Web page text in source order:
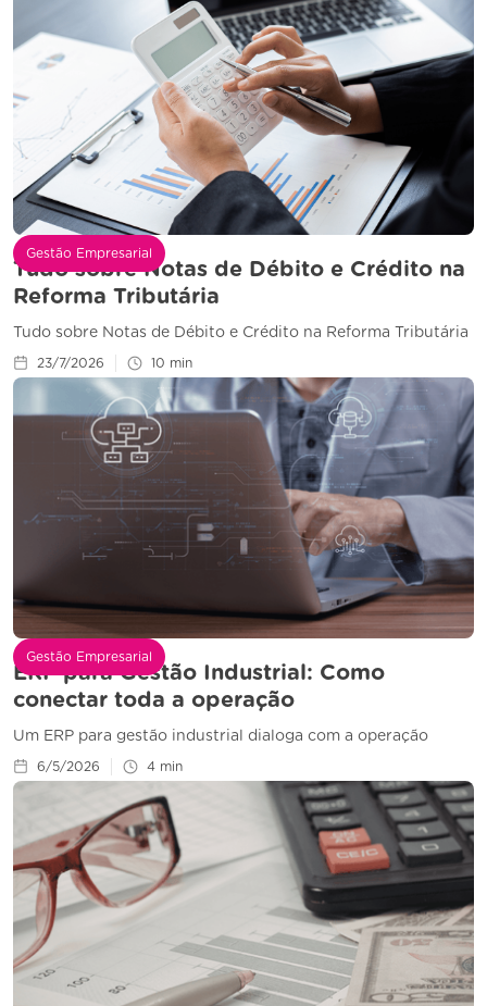
Gestão Empresarial
Tudo sobre Notas de Débito e Crédito na
Reforma Tributária
Tudo sobre Notas de Débito e Crédito na Reforma Tributária
23/7/2026 10 min
Gestão Empresarial
ERP para Gestão Industrial: Como
conectar toda a operação
Um ERP para gestão industrial dialoga com a operação
6/5/2026 4 min